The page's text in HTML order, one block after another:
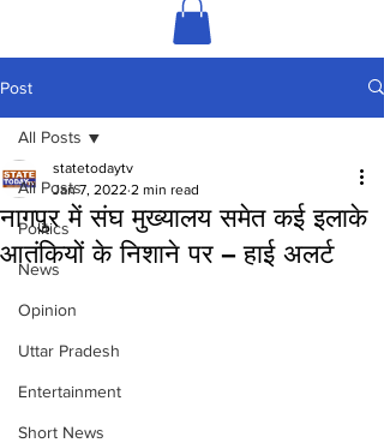
Post
All Posts
Politics
News
Opinion
Uttar Pradesh
Entertainment
Short News
All Posts
नागपुर में संघ मुख्यालय समेत कई इलाके
आतंकियों के निशाने पर – हाई अलर्ट
statetodaytv
Jan 7, 2022 2 min read